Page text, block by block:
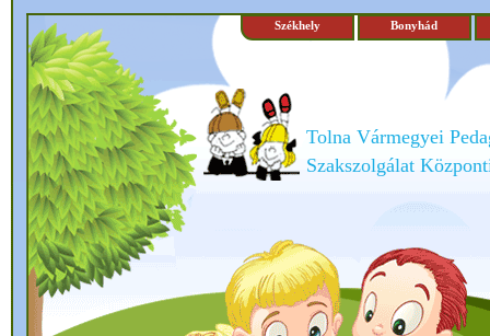
Székhely Bonyhád
Tolna Vármegyei
Szakszolgálat